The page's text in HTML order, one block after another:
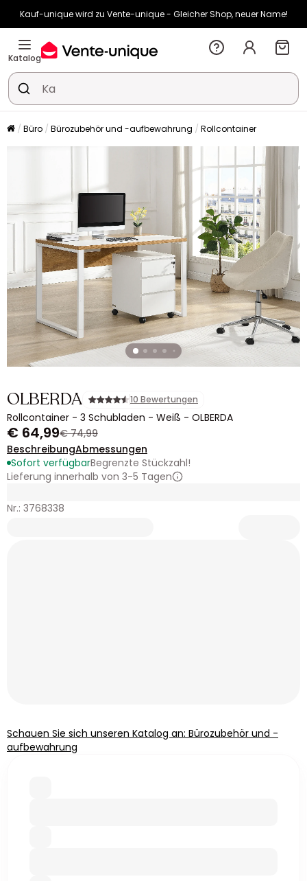
Kauf-unique wird zu Vente-unique - Gleicher Shop, neuer Name!
-10% ab €400 mitHEAT10auf Vente-unique-Produkte
Noch:
Katalog
Büro Bürozubehör und -aufbewahrung Rollcontainer
OLBERDA 10 Bewertungen
Rollcontainer - 3 Schubladen - Weiß - OLBERDA
€ 64,99€ 74,99
BeschreibungAbmessungen
Sofort verfügbarBegrenzte Stückzahl!
Lieferung innerhalb von 3-5 Tagen
Nr.: 3768338
Schauen Sie sich unseren Katalog an: Bürozubehör und -
aufbewahrung